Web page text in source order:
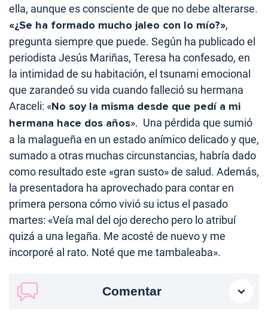
ella, aunque es consciente de que no debe alterarse.
«¿Se ha formado mucho jaleo con lo mío?»,
pregunta siempre que puede. Según ha publicado el
periodista Jesús Mariñas, Teresa ha confesado, en
la intimidad de su habitación, el tsunami emocional
que zarandeó su vida cuando falleció su hermana
Araceli: «No soy la misma desde que pedí a mi
hermana hace dos años». Una pérdida que sumió
a la malagueña en un estado anímico delicado y que,
sumado a otras muchas circunstancias, habría dado
como resultado este «gran susto» de salud. Además,
la presentadora ha aprovechado para contar en
primera persona cómo vivió su ictus el pasado
martes: «Veía mal del ojo derecho pero lo atribuí
quizá a una legaña. Me acosté de nuevo y me
incorporé al rato. Noté que me tambaleaba».
Comentar